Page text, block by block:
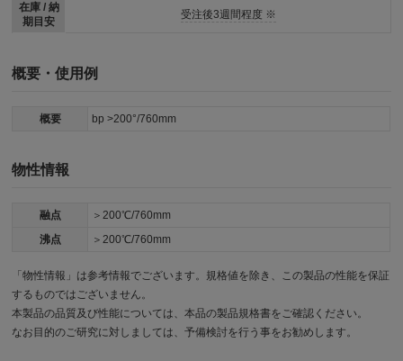
在庫 / 納
期目安
受注後3週間程度 ※
概要・使用例
概要 bp >200°/760mm
物性情報
融点
＞200℃/760mm
沸点
＞200℃/760mm
「物性情報」は参考情報でございます。規格値を除き、この製品の性能を保証
するものではございません。
本製品の品質及び性能については、本品の製品規格書をご確認ください。
なお目的のご研究に対しましては、予備検討を行う事をお勧めします。